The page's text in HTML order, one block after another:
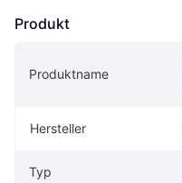
Produkt
Produktname
Hersteller
Typ